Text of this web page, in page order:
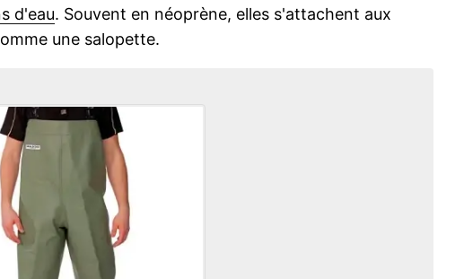
d'eau. Souvent en néoprène, elles s'attachent aux
une salopette.